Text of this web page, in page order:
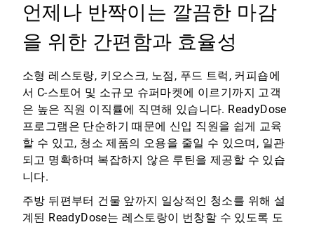
언제나 반짝이는 깔끔한 마감
을 위한 간편함과 효율성
소형 레스토랑, 키오스크, 노점, 푸드 트럭, 커피숍에
서 C-스토어 및 소규모 슈퍼마켓에 이르기까지 고객
은 높은 직원 이직률에 직면해 있습니다. ReadyDose
프로그램은 단순하기 때문에 신입 직원을 쉽게 교육
할 수 있고, 청소 제품의 오용을 줄일 수 있으며, 일관
되고 명확하며 복잡하지 않은 루틴을 제공할 수 있습
니다.
주방 뒤편부터 건물 앞까지 일상적인 청소를 위해 설
계된 ReadyDose는 레스토랑이 번창할 수 있도록 도